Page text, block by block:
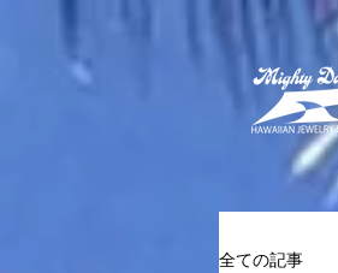
全ての記事